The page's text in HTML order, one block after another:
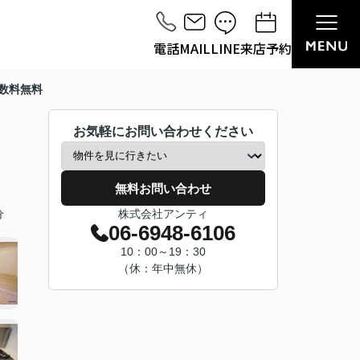
電話MAILLINE来店予約
料無料
お気軽にお問い合わせください
無料お問い合わせ
株式会社アンティ
06-6948-6106
10：00～19：30
（休：年中無休）